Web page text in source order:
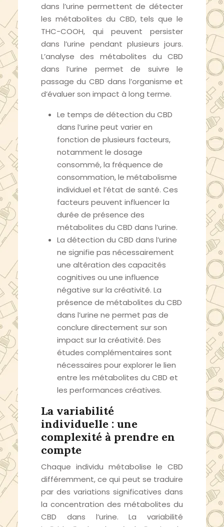
dans l’urine permettent de détecter
les métabolites du CBD, tels que le
THC-COOH, qui peuvent persister
dans l’urine pendant plusieurs jours.
L’analyse des métabolites du CBD
dans l’urine permet de suivre le
passage du CBD dans l’organisme et
d’évaluer son impact à long terme.
Le temps de détection du CBD
dans l’urine peut varier en
fonction de plusieurs facteurs,
notamment le dosage
consommé, la fréquence de
consommation, le métabolisme
individuel et l’état de santé. Ces
facteurs peuvent influencer la
durée de présence des
métabolites du CBD dans l’urine.
La détection du CBD dans l’urine
ne signifie pas nécessairement
une altération des capacités
cognitives ou une influence
négative sur la créativité. La
présence de métabolites du CBD
dans l’urine ne permet pas de
conclure directement sur son
impact sur la créativité. Des
études complémentaires sont
nécessaires pour explorer le lien
entre les métabolites du CBD et
les performances créatives.
La variabilité
individuelle : une
complexité à prendre en
compte
Chaque individu métabolise le CBD
différemment, ce qui peut se traduire
par des variations significatives dans
la concentration des métabolites du
CBD dans l’urine. La variabilité